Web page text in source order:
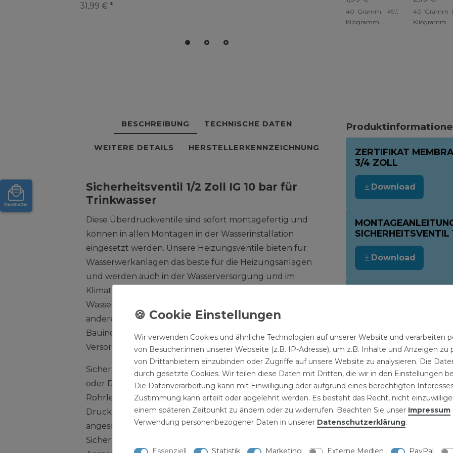
mit Entleerung
31,99 € *
Gewinde
Abdichtung
40 Gramm | 49,75 € /
Kilogramm
40 Gramm
Kilogramm
BESCHREIBUNG TECHNISCHE DATEN
WEITERE DETAILS HERSTELLERKENNZEICHNUNG
Sicherheitsventil 1/2 Zoll IG 10 bar für
Trinkwasser
Diese Überdruckventile sind sofort montagefertig und
können in allen Montagen in der Wasserinstallation
eingesetzt werden. Unsere Heizungsventile bieten für
Wasserwerkanlagen das beste für die Heizungsanlagen
und werden auch in der Wasserversorgung und im
Klimatechnikbereich zur Erweiterung bestehender
Wasserwerkanlagen verwendet. Überdruckventile und
andere Bauteile können für die Wasserinstallation in der
Bauindustrie zur Erweiterung eines bestehenden
Versorgungsnetzes installiert werden. Überdruckventile
Sicherheitsventile schützen druckbeaufschlagte Räume
oder Druckbehälter (z. B. Dampfkessel, Druckbehälter,
Rohrleitungen, Transportbehälter) vor einem unzulässigen
Druckanstieg, der zu einer Schädigung des
angeschlossenen Druckgerätes führen kann.
Sicherheitsventile leiten bei Überschreiten des
ZERTIFIKAT
3/4 ZOLL
Download
Download
Wir verwenden Cookies und ähnliche Technologien auf unserer Website und verarbeiten
von Besucher:innen unserer Webseite (z.B. IP-Adresse), um z.B. Inhalte und Anzeigen zu
von Drittanbietern einzubinden oder Zugriffe auf unsere Website zu analysieren. Die
durch gesetzte Cookies. Wir teilen diese Daten mit Dritten, die wir in den Einstellungen
Die Datenverarbeitung kann mit Einwilligung oder aufgrund eines berechtigten
Zustimmung kann erteilt oder abgelehnt werden. Es besteht das Recht, nicht
einem späteren Zeitpunkt zu ändern oder zu widerrufen. Beachten Sie unser Impressum
Verwendung personenbezogener Daten in unserer Daten­schutz­erklärung.
Essenziell Statistik Marketing Externe Medien PayPal